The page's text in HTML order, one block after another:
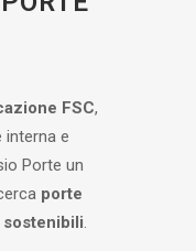
FSC,
interna e
Porte un
porte
.